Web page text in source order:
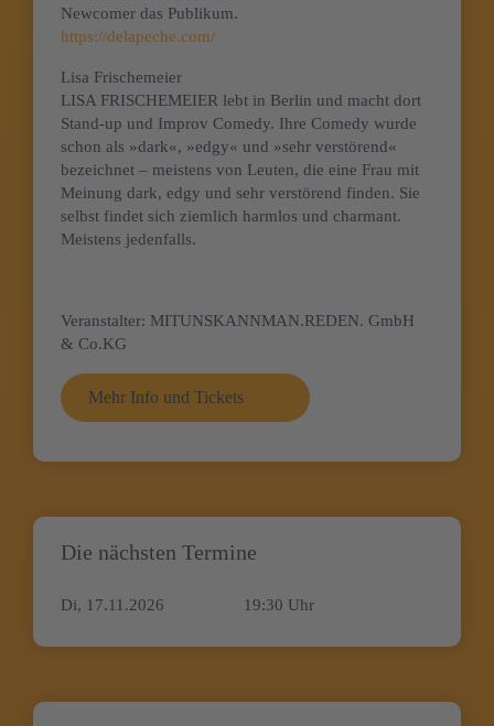
Newcomer das Publikum.
https://delapeche.com/
Lisa Frischemeier
LISA FRISCHEMEIER lebt in Berlin und macht dort
Stand-up und Improv Comedy. Ihre Comedy wurde
schon als »dark«, »edgy« und »sehr verstörend«
bezeichnet – meistens von Leuten, die eine Frau mit
Meinung dark, edgy und sehr verstörend finden. Sie
selbst findet sich ziemlich harmlos und charmant.
Meistens jedenfalls.
Veranstalter: MITUNSKANNMAN.REDEN. GmbH
& Co.KG
Mehr Info und Tickets
Die nächsten Termine
Di, 17.11.2026 19:30 Uhr